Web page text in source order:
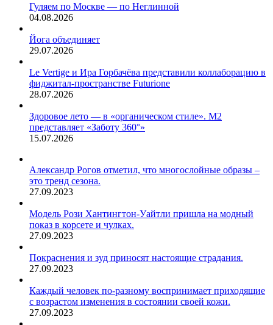
Гуляем по Москве — по Неглинной
04.08.2026
Йога объединяет
29.07.2026
Le Vertige и Ира Горбачёва представили коллаборацию в
фиджитал-пространстве Futurione
28.07.2026
Здоровое лето — в «органическом стиле». М2
представляет «Заботу 360°»
15.07.2026
Александр Рогов отметил, что многослойные образы –
это тренд сезона.
27.09.2023
Модель Рози Хантингтон-Уайтли пришла на модный
показ в корсете и чулках.
27.09.2023
Покраснения и зуд приносят настоящие страдания.
27.09.2023
Каждый человек по-разному воспринимает приходящие
с возрастом изменения в состоянии своей кожи.
27.09.2023